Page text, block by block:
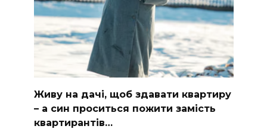
Живу на дачі, щоб здавати квартиру
– а син проситься пожити замість
квартирантів…